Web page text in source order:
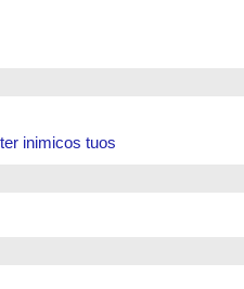
inimicos tuos